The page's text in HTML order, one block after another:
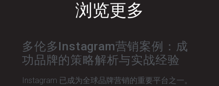
浏览更多
多伦多Instagram营销案例：成
功品牌的策略解析与实战经验
Instagram 已成为全球品牌营销的重要平台之一。